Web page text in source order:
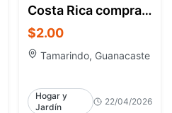
Costa Rica compra y
venta en todo el
país
$2.00
Tamarindo, Guanacaste
Hogar y
Jardín
22/04/2026